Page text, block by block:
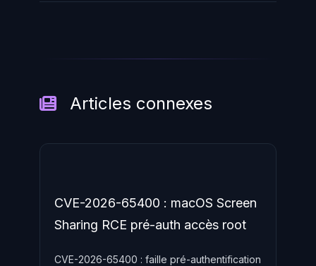
Articles connexes
CVE-2026-65400 : macOS Screen
Sharing RCE pré-auth accès root
CVE-2026-65400 : faille pré-authentification